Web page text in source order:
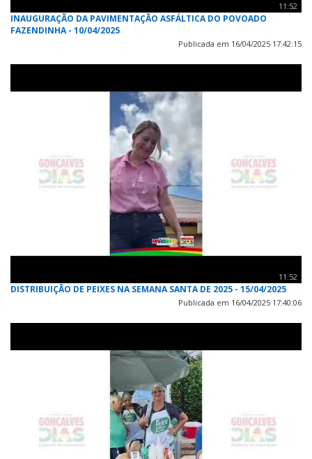
11:52
INAUGURAÇÃO DA PAVIMENTAÇÃO ASFÁLTICA DO POVOADO
FAZENDINHA - 10/04/2025
Publicada em 16/04/2025 17:42:15
11:52
DISTRIBUIÇÃO DE PEIXES NA SEMANA SANTA DE 2025 - 15/04/2025
Publicada em 16/04/2025 17:40:06